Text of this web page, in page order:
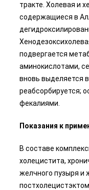
тракте. Холевая и
содержащиеся в
подвергается
аминокислотами,
вновь выделяется
реабсорбируется;
фекалиями.
Показания к
В составе
холецистита,
желчного пузыря и